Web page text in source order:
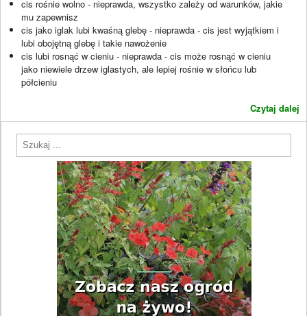
cis rośnie wolno - nieprawda, wszystko zależy od warunków, jakie
mu zapewnisz
cis jako iglak lubi kwaśną glebę - nieprawda - cis jest wyjątkiem i
lubi obojętną glebę i takie nawożenie
cis lubi rosnąć w cieniu - nieprawda - cis może rosnąć w cieniu
jako niewiele drzew iglastych, ale lepiej rośnie w słońcu lub
półcieniu
Czytaj dalej